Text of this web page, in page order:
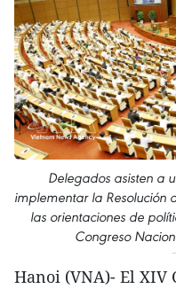
Delegados asisten a
implementar la Resolución
las orientaciones de
Congreso
Hanoi (VNA)- El XIV